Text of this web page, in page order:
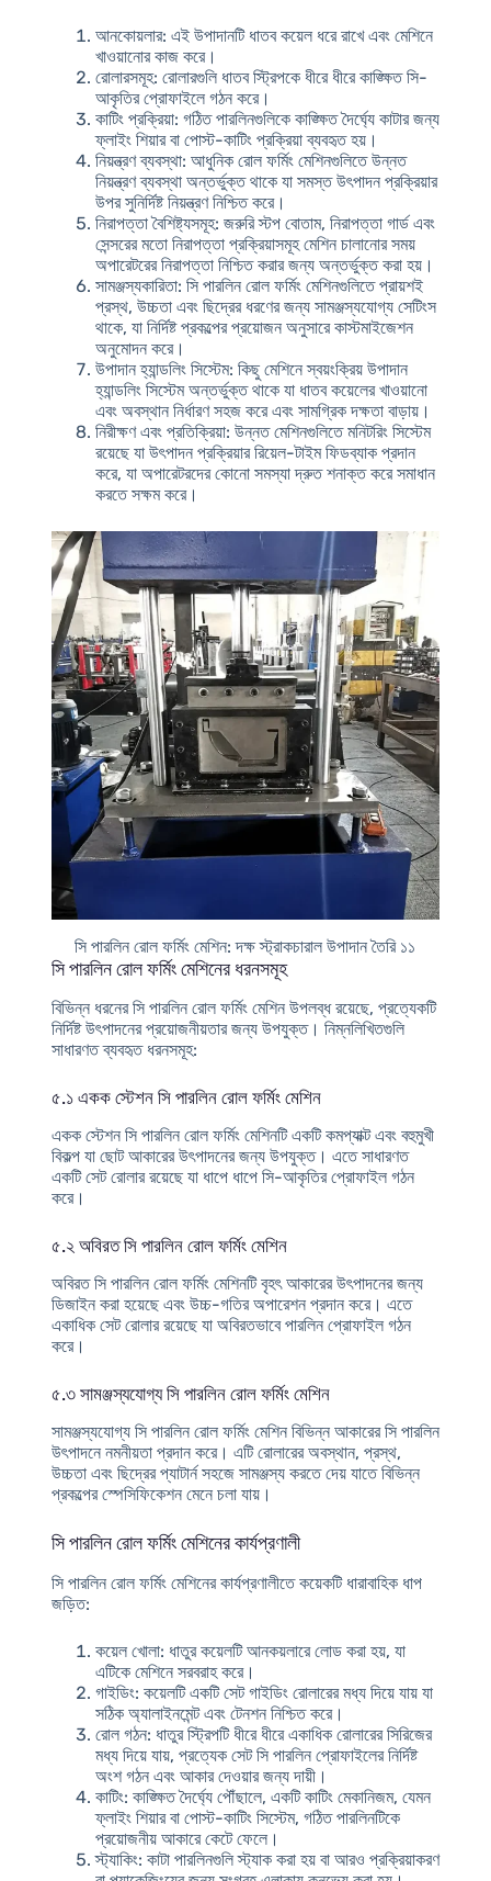
আনকোয়লার: এই উপাদানটি ধাতব কয়েল ধরে রাখে এবং মেশিনে
খাওয়ানোর কাজ করে।
রোলারসমূহ: রোলারগুলি ধাতব স্ট্রিপকে ধীরে ধীরে কাঙ্ক্ষিত সি-
আকৃতির প্রোফাইলে গঠন করে।
কাটিং প্রক্রিয়া: গঠিত পারলিনগুলিকে কাঙ্ক্ষিত দৈর্ঘ্যে কাটার জন্য
ফ্লাইং শিয়ার বা পোস্ট-কাটিং প্রক্রিয়া ব্যবহৃত হয়।
নিয়ন্ত্রণ ব্যবস্থা: আধুনিক রোল ফর্মিং মেশিনগুলিতে উন্নত
নিয়ন্ত্রণ ব্যবস্থা অন্তর্ভুক্ত থাকে যা সমস্ত উৎপাদন প্রক্রিয়ার
উপর সুনির্দিষ্ট নিয়ন্ত্রণ নিশ্চিত করে।
নিরাপত্তা বৈশিষ্ট্যসমূহ: জরুরি স্টপ বোতাম, নিরাপত্তা গার্ড এবং
সেন্সরের মতো নিরাপত্তা প্রক্রিয়াসমূহ মেশিন চালানোর সময়
অপারেটরের নিরাপত্তা নিশ্চিত করার জন্য অন্তর্ভুক্ত করা হয়।
সামঞ্জস্যকারিতা: সি পারলিন রোল ফর্মিং মেশিনগুলিতে প্রায়শই
প্রস্থ, উচ্চতা এবং ছিদ্রের ধরণের জন্য সামঞ্জস্যযোগ্য সেটিংস
থাকে, যা নির্দিষ্ট প্রকল্পের প্রয়োজন অনুসারে কাস্টমাইজেশন
অনুমোদন করে।
উপাদান হ্যান্ডলিং সিস্টেম: কিছু মেশিনে স্বয়ংক্রিয় উপাদান
হ্যান্ডলিং সিস্টেম অন্তর্ভুক্ত থাকে যা ধাতব কয়েলের খাওয়ানো
এবং অবস্থান নির্ধারণ সহজ করে এবং সামগ্রিক দক্ষতা বাড়ায়।
নিরীক্ষণ এবং প্রতিক্রিয়া: উন্নত মেশিনগুলিতে মনিটরিং সিস্টেম
রয়েছে যা উৎপাদন প্রক্রিয়ার রিয়েল-টাইম ফিডব্যাক প্রদান
করে, যা অপারেটরদের কোনো সমস্যা দ্রুত শনাক্ত করে সমাধান
করতে সক্ষম করে।
সি পারলিন রোল ফর্মিং মেশিন: দক্ষ স্ট্রাকচারাল উপাদান তৈরি ১১
সি পারলিন রোল ফর্মিং মেশিনের ধরনসমূহ
বিভিন্ন ধরনের সি পারলিন রোল ফর্মিং মেশিন উপলব্ধ রয়েছে, প্রত্যেকটি
নির্দিষ্ট উৎপাদনের প্রয়োজনীয়তার জন্য উপযুক্ত। নিম্নলিখিতগুলি
সাধারণত ব্যবহৃত ধরনসমূহ:
৫.১ একক স্টেশন সি পারলিন রোল ফর্মিং মেশিন
একক স্টেশন সি পারলিন রোল ফর্মিং মেশিনটি একটি কমপ্যাক্ট এবং বহুমুখী
বিকল্প যা ছোট আকারের উৎপাদনের জন্য উপযুক্ত। এতে সাধারণত
একটি সেট রোলার রয়েছে যা ধাপে ধাপে সি-আকৃতির প্রোফাইল গঠন
করে।
৫.২ অবিরত সি পারলিন রোল ফর্মিং মেশিন
অবিরত সি পারলিন রোল ফর্মিং মেশিনটি বৃহৎ আকারের উৎপাদনের জন্য
ডিজাইন করা হয়েছে এবং উচ্চ-গতির অপারেশন প্রদান করে। এতে
একাধিক সেট রোলার রয়েছে যা অবিরতভাবে পারলিন প্রোফাইল গঠন
করে।
৫.৩ সামঞ্জস্যযোগ্য সি পারলিন রোল ফর্মিং মেশিন
সামঞ্জস্যযোগ্য সি পারলিন রোল ফর্মিং মেশিন বিভিন্ন আকারের সি পারলিন
উৎপাদনে নমনীয়তা প্রদান করে। এটি রোলারের অবস্থান, প্রস্থ,
উচ্চতা এবং ছিদ্রের প্যাটার্ন সহজে সামঞ্জস্য করতে দেয় যাতে বিভিন্ন
প্রকল্পের স্পেসিফিকেশন মেনে চলা যায়।
সি পারলিন রোল ফর্মিং মেশিনের কার্যপ্রণালী
সি পারলিন রোল ফর্মিং মেশিনের কার্যপ্রণালীতে কয়েকটি ধারাবাহিক ধাপ
জড়িত:
কয়েল খোলা: ধাতুর কয়েলটি আনকয়লারে লোড করা হয়, যা
এটিকে মেশিনে সরবরাহ করে।
গাইডিং: কয়েলটি একটি সেট গাইডিং রোলারের মধ্য দিয়ে যায় যা
সঠিক অ্যালাইনমেন্ট এবং টেনশন নিশ্চিত করে।
রোল গঠন: ধাতুর স্ট্রিপটি ধীরে ধীরে একাধিক রোলারের সিরিজের
মধ্য দিয়ে যায়, প্রত্যেক সেট সি পারলিন প্রোফাইলের নির্দিষ্ট
অংশ গঠন এবং আকার দেওয়ার জন্য দায়ী।
কাটিং: কাঙ্ক্ষিত দৈর্ঘ্যে পৌঁছালে, একটি কাটিং মেকানিজম, যেমন
ফ্লাইং শিয়ার বা পোস্ট-কাটিং সিস্টেম, গঠিত পারলিনটিকে
প্রয়োজনীয় আকারে কেটে ফেলে।
স্ট্যাকিং: কাটা পারলিনগুলি স্ট্যাক করা হয় বা আরও প্রক্রিয়াকরণ